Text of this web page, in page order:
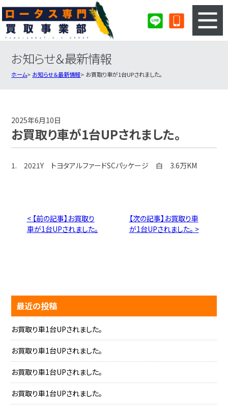
3ステップのカンタン査定
ロータス買取実績
お知らせ＆最新情報
ホーム お知らせ＆最新情報 お買取り車が1台UPされました。
2025年6月10日
お買取り車が1台UPされました。
1. 2021Y トヨタアルファードSCパッケージ 白 3.6万KM
< 【前の記事】お買取り
車が1台UPされました。
【次の記事】お買取り車
が1台UPされました。 >
最近の投稿
お買取り車1台UPされました。
お買取り車1台UPされました。
お買取り車1台UPされました。
お買取り車1台UPされました。